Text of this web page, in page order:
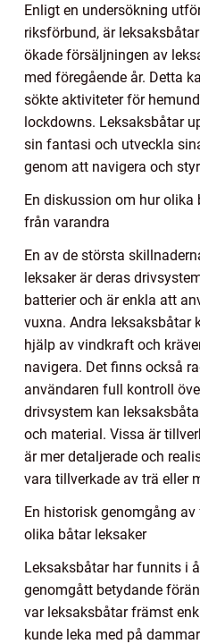
Enligt en undersökning
riksförbund, är
ökade försäljningen av
med föregående år. Detta
sökte aktiviteter för
lockdowns. Leksaksbåtar
sin fantasi och utveckla
genom att navigera och
En diskussion om hur olika
från varandra
En av de största
leksaker är deras
batterier och är enkla att
vuxna. Andra leksaksbåtar
hjälp av vindkraft och
navigera. Det finns också
användaren full kontroll
drivsystem kan
och material. Vissa är
är mer detaljerade och
vara tillverkade av trä eller
En historisk genomgång
olika båtar leksaker
Leksaksbåtar har funnits i
genomgått betydande
var leksaksbåtar främst
kunde leka med på